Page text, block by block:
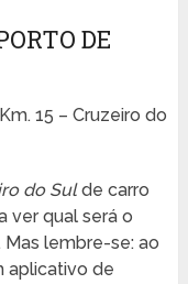
DE
15 – Cruzeiro do
do Sulde carro
ver qual será o
lembre-se: ao
aplicativo de